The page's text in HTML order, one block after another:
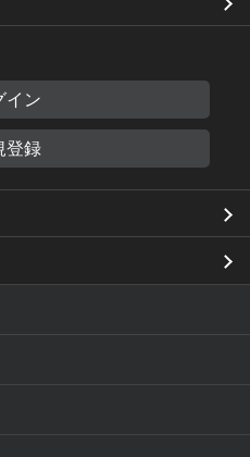
イン
登録